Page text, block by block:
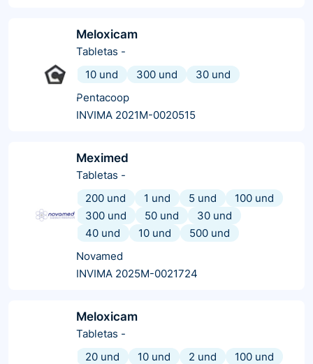
Meloxicam
Tabletas -
10 und
300 und
30 und
Pentacoop
INVIMA 2021M-0020515
Meximed
Tabletas -
200 und
1 und 5 und
100 und
300 und
50 und
30 und
40 und
10 und
500 und
Novamed
INVIMA 2025M-0021724
Meloxicam
Tabletas -
20 und
10 und 2 und
100 und